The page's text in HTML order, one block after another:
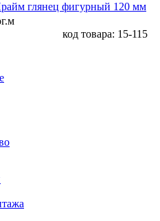
глянец фигурный 120 мм
код товара: 15-115